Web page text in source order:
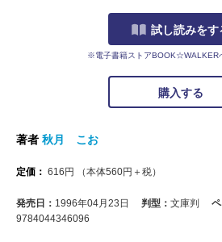
試し読みをす
※電子書籍ストアBOOK☆WALKER
購入する
著者 秋月 こお
定価： 616 円 （本体560円＋税）
発売日： 1996年04月23日 判型： 文庫判
9784044346096